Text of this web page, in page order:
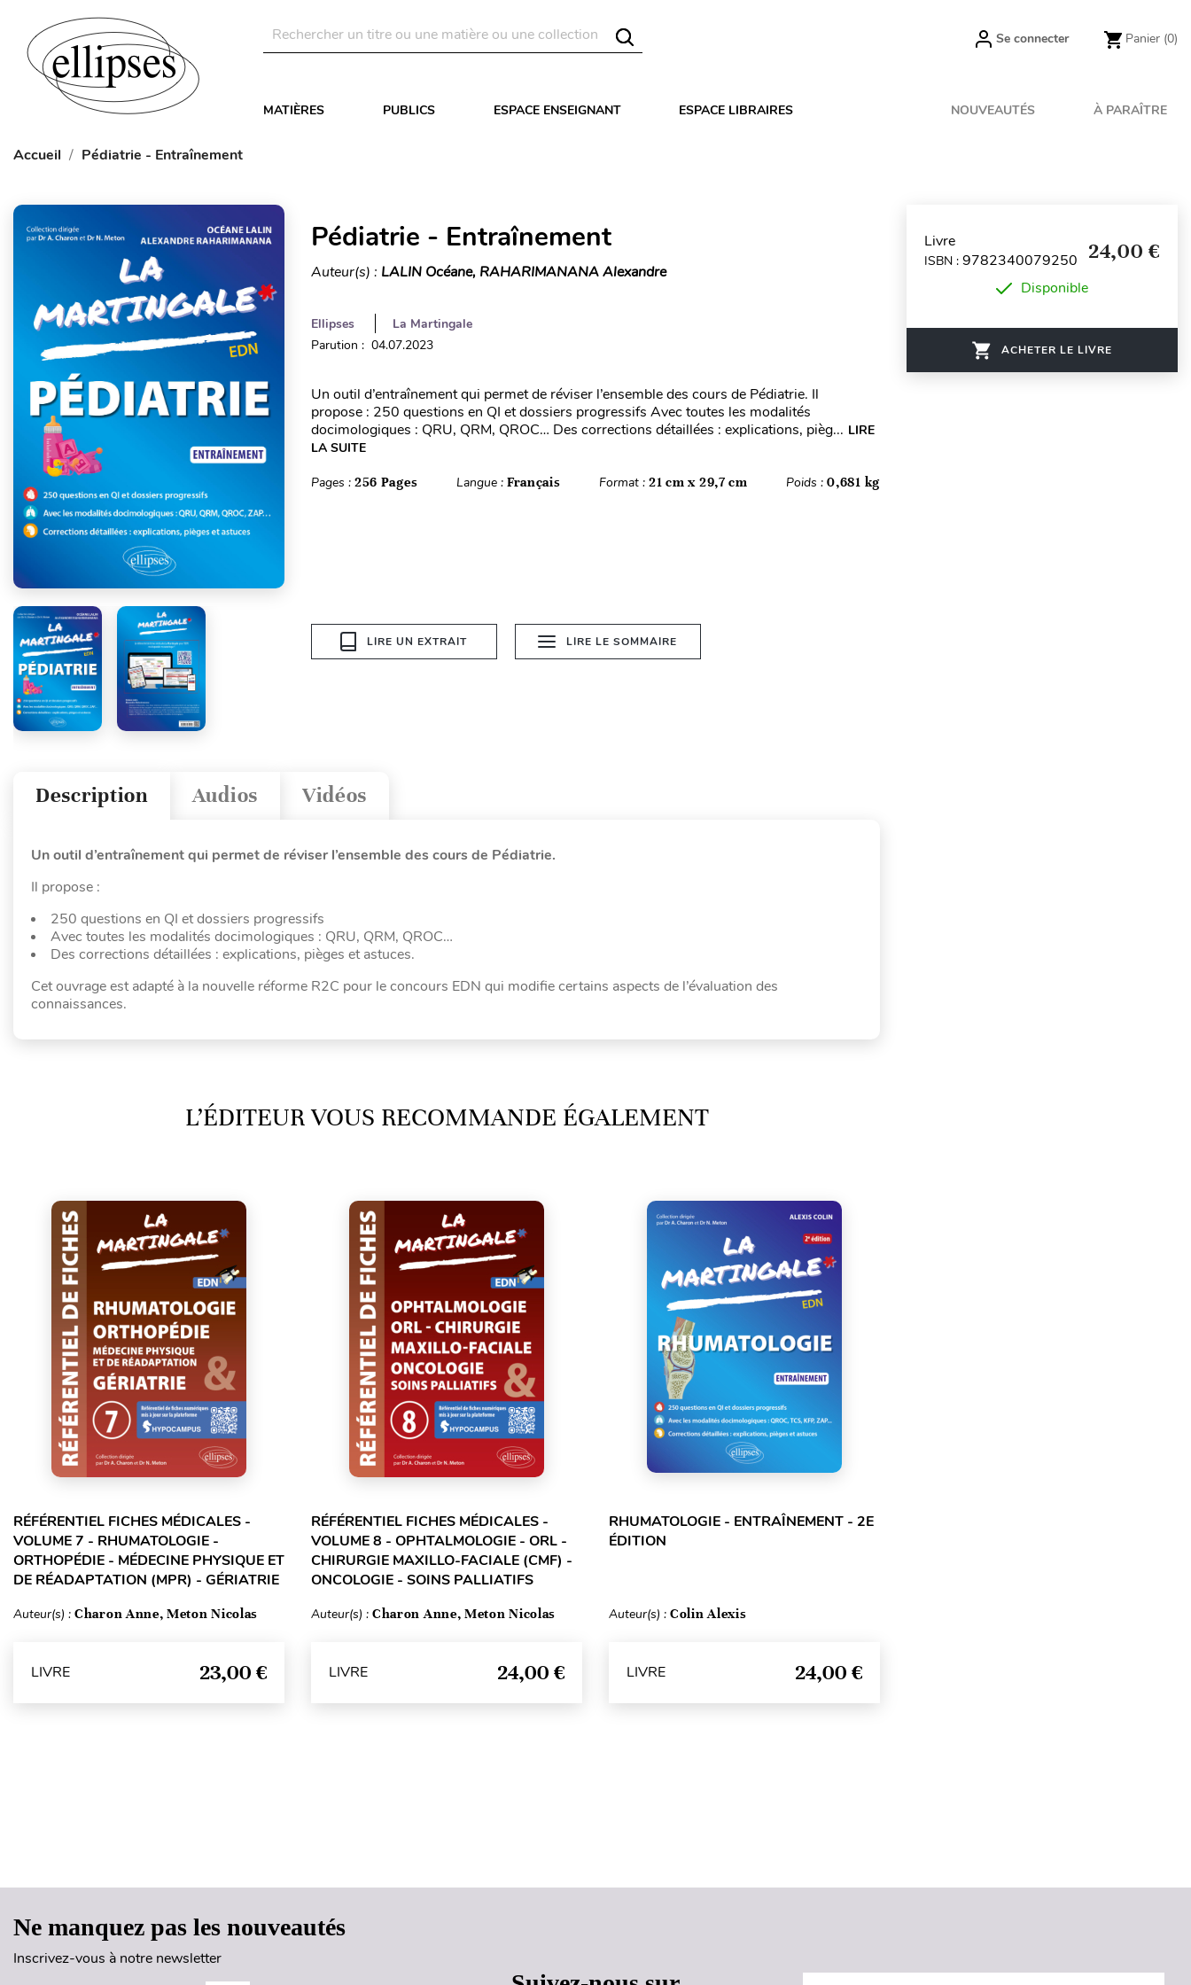
Se connecter Panier (0)
MATIÈRES PUBLICS ESPACE ENSEIGNANT ESPACE LIBRAIRES NOUVEAUTÉS À PARAÎTRE
Accueil Pédiatrie - Entraînement
Pédiatrie - Entraînement
Auteur(s) : LALIN Océane, RAHARIMANANA Alexandre
Ellipses
La Martingale
Parution : 04.07.2023
Un outil d’entraînement qui permet de réviser l’ensemble des cours de Pédiatrie. Il
propose : 250 questions en QI et dossiers progressifs Avec toutes les modalités
docimologiques : QRU, QRM, QROC… Des corrections détaillées : explications, pièg... LIRE
LA SUITE
Pages : 256 Pages Langue : Français Format :21 cm x 29,7 cm Poids :0,681 kg
LIRE UN EXTRAIT LIRE LE SOMMAIRE
Vidéos
Audios
Description
Un outil d’entraînement qui permet de réviser l’ensemble des cours de Pédiatrie.
Il propose :
250 questions en QI et dossiers progressifs
Avec toutes les modalités docimologiques : QRU, QRM, QROC…
Des corrections détaillées : explications, pièges et astuces.
Cet ouvrage est adapté à la nouvelle réforme R2C pour le concours EDN qui modifie certains aspects de l’évaluation des
connaissances.
L’ÉDITEUR VOUS RECOMMANDE ÉGALEMENT
RÉFÉRENTIEL FICHES MÉDICALES -
VOLUME 7 - RHUMATOLOGIE -
ORTHOPÉDIE - MÉDECINE PHYSIQUE ET
DE RÉADAPTATION (MPR) - GÉRIATRIE
Auteur(s) : Charon Anne, Meton Nicolas
LIVRE 23,00 €
RÉFÉRENTIEL FICHES MÉDICALES -
VOLUME 8 - OPHTALMOLOGIE - ORL -
CHIRURGIE MAXILLO-FACIALE (CMF) -
ONCOLOGIE - SOINS PALLIATIFS
Auteur(s) : Charon Anne, Meton Nicolas
LIVRE 24,00 €
RHUMATOLOGIE - ENTRAÎNEMENT - 2E
ÉDITION
Auteur(s) : Colin Alexis
LIVRE 24,00 €
Livre
ISBN : 9782340079250 24,00 €
Disponible
ACHETER LE LIVRE
Ne manquez pas les nouveautés
Inscrivez-vous à notre newsletter